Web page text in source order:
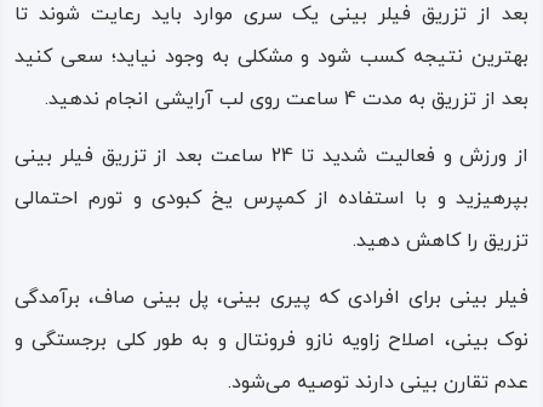
بعد از تزریق فیلر بینی یک سری موارد باید رعایت شوند تا
بهترین نتیجه کسب شود و مشکلی به وجود نیاید؛ سعی کنید
بعد از تزریق به مدت 4 ساعت روی لب آرایشی انجام ندهید.
از ورزش و فعالیت شدید تا 24 ساعت بعد از تزریق فیلر بینی
بپرهیزید و با استفاده از کمپرس یخ کبودی و تورم احتمالی
تزریق را کاهش دهید.
فیلر بینی برای افرادی که پیری بینی، پل بینی صاف، برآمدگی
نوک بینی، اصلاح زاویه نازو فرونتال و به طور کلی برجستگی و
عدم تقارن بینی دارند توصیه می‌شود.